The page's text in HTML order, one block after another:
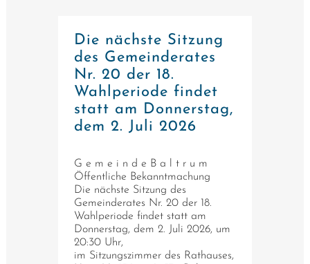
Die nächste Sitzung
des Gemeinderates
Nr. 20 der 18.
Wahlperiode findet
statt am Donnerstag,
dem 2. Juli 2026
G e m e i n d e B a l t r u m
Öffentliche Bekanntmachung
Die nächste Sitzung des
Gemeinderates Nr. 20 der 18.
Wahlperiode findet statt am
Donnerstag, dem 2. Juli 2026, um
20:30 Uhr,
im Sitzungszimmer des Rathauses,